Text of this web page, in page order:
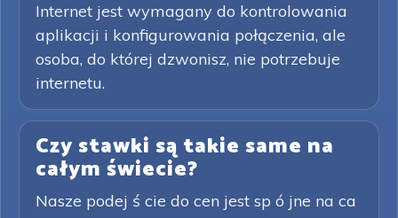
Internet jest wymagany do kontrolowania
aplikacji i konfigurowania połączenia, ale
osoba, do której dzwonisz, nie potrzebuje
internetu.
Czy stawki są takie same na
całym świecie?
Nasze podej ś cie do cen jest sp ó jne na ca